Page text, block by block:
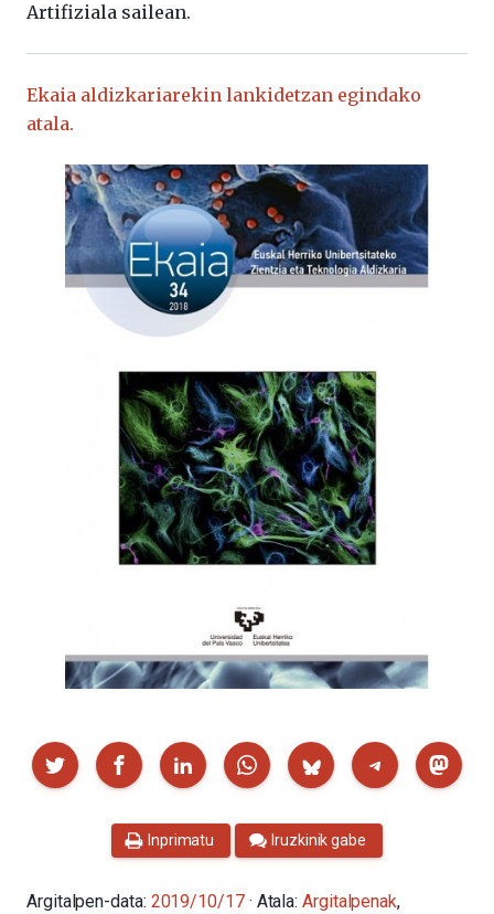
Artifiziala sailean.
Ekaia aldizkariarekin lankidetzan egindako
atala.
Partekatu
Inprimatu Iruzkinik gabe
Argitalpen-data: 2019/10/17 · Atala:Argitalpenak,